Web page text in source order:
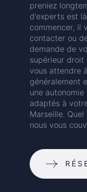
preniez
d'experts est
commencer, il
contacter ou
demande de
supérieur droit
vous attendre
généralement
une
adaptés à
Marseille.
nous vous